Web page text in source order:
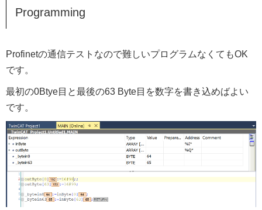
Programming
Profinetの通信テストなので難しいプログラムなくてもOK
です。
最初の0Btye目と最後の63 Byte目を数字を書き込めばよい
です。